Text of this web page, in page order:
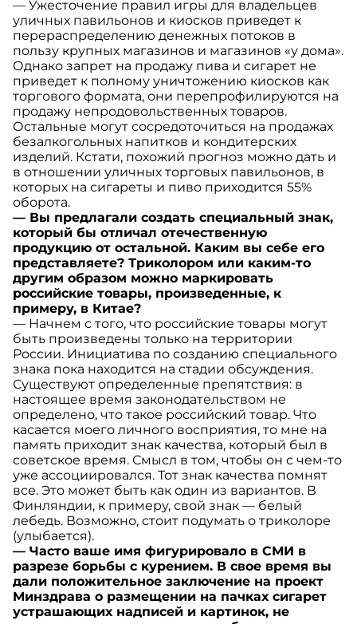
— Ужесточение правил игры для владельцев
уличных павильонов и киосков приведет к
перераспределению денежных потоков в
пользу крупных магазинов и магазинов «у дома».
Однако запрет на продажу пива и сигарет не
приведет к полному уничтожению киосков как
торгового формата, они перепрофилируются на
продажу непродовольственных товаров.
Остальные могут сосредоточиться на продажах
безалкогольных напитков и кондитерских
изделий. Кстати, похожий прогноз можно дать и
в отношении уличных торговых павильонов, в
которых на сигареты и пиво приходится 55%
оборота.
— Вы предлагали создать специальный знак,
который бы отличал отечественную
продукцию от остальной. Каким вы себе его
представляете? Триколором или каким-то
другим образом можно маркировать
российские товары, произведенные, к
примеру, в Китае?
— Начнем с того, что российские товары могут
быть произведены только на территории
России. Инициатива по созданию специального
знака пока находится на стадии обсуждения.
Существуют определенные препятствия: в
настоящее время законодательством не
определено, что такое российский товар. Что
касается моего личного восприятия, то мне на
память приходит знак качества, который был в
советское время. Смысл в том, чтобы он с чем-то
уже ассоциировался. Тот знак качества помнят
все. Это может быть как один из вариантов. В
Финляндии, к примеру, свой знак — белый
лебедь. Возможно, стоит подумать о триколоре
(улыбается).
— Часто ваше имя фигурировало в СМИ в
разрезе борьбы с курением. В свое время вы
дали положительное заключение на проект
Минздрава о размещении на пачках сигарет
устрашающих надписей и картинок, не